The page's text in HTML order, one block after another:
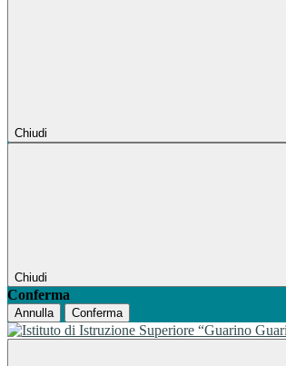
Chiudi
Chiudi
Conferma
Annulla Conferma